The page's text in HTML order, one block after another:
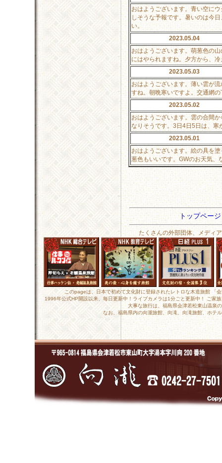
おはようございます。青い空に
しそうな予報です。暑いのは今
い。
2023.05.04
おはようございます。萌葱色の
にはやられますね。夕方から、
2023.05.03
おはようございます。薄い雲が
すね。朝晩寒いですよ。交通網
2023.05.02
おはようございます。雲の合間
なりそうです。3日4日5日は、
2023.05.01
おはようございます。絵の具を
葱色もいいです。GWのお天気
トップペー
たくさんの外部団体、メディ
このpageは、日本で初めて文化財に登録されたレトロな木造旅館
1996年公式HP開設以来、毎日更新中！ライブカメラは1分ごと更新中！ ご家
大事な旅行は、福島県会津若松東山温泉
なお、福島県内の向瀧旅館、向滝、向滝旅館、ホテ